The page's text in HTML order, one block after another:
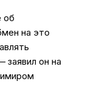
об
на это
он на